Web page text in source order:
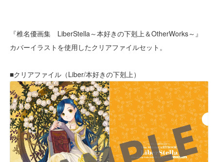
『椎名優画集 LiberStella～本好きの下剋上＆OtherWorks～』
カバーイラストを使用したクリアファイルセット。
■クリアファイル（Liber/本好きの下剋上）